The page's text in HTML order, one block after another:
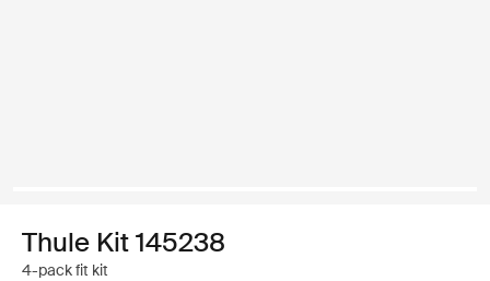
Thule Kit 145238
4-pack fit kit